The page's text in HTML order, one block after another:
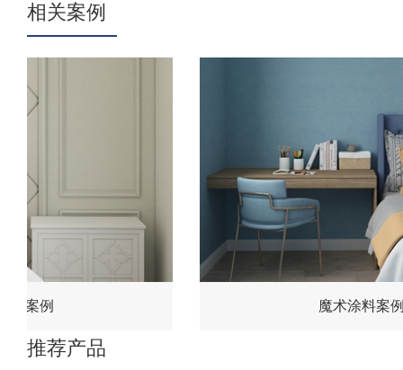
相关案例
案例 魔术涂料案例
推荐产品